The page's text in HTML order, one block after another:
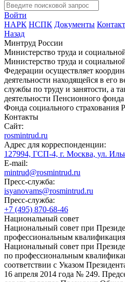
Войти
НАРК НСПК Документы
Назад
Минтруд России
Министерство труда и
Министерство труда и
Федерации осуществляет
деятельности находящейся в его
службы по труду и занятости, а
деятельности Пенсионного
Фонда социального страхования
Контакты
Сайт:
rosmintrud.ru
Адрес для корреспонденции:
127994, ГСП-4, г. Москва, ул.
E-mail:
mintrud@rosmintrud.ru
Пресс-служба:
isyanovams@rosmintrud.ru
Пресс-служба:
+7 (495) 870-68-46
Национальный совет
Национальный совет при
профессиональным
Национальный совет при
по профессиональным
соответствии с Указом
16 апреля 2014 года № 249.